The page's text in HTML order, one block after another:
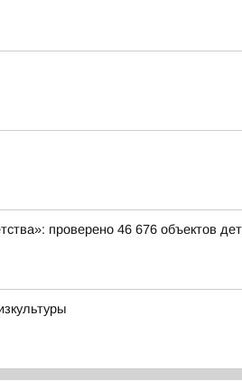
проверено 46 676 объектов